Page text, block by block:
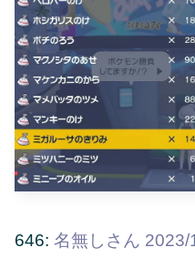
646: 名無しさん 2023/